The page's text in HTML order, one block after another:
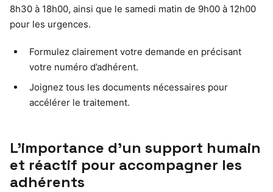
8h30 à 18h00, ainsi que le samedi matin de 9h00 à 12h00
pour les urgences.
Formulez clairement votre demande en précisant
votre numéro d’adhérent.
Joignez tous les documents nécessaires pour
accélérer le traitement.
L’importance d’un support humain
et réactif pour accompagner les
adhérents